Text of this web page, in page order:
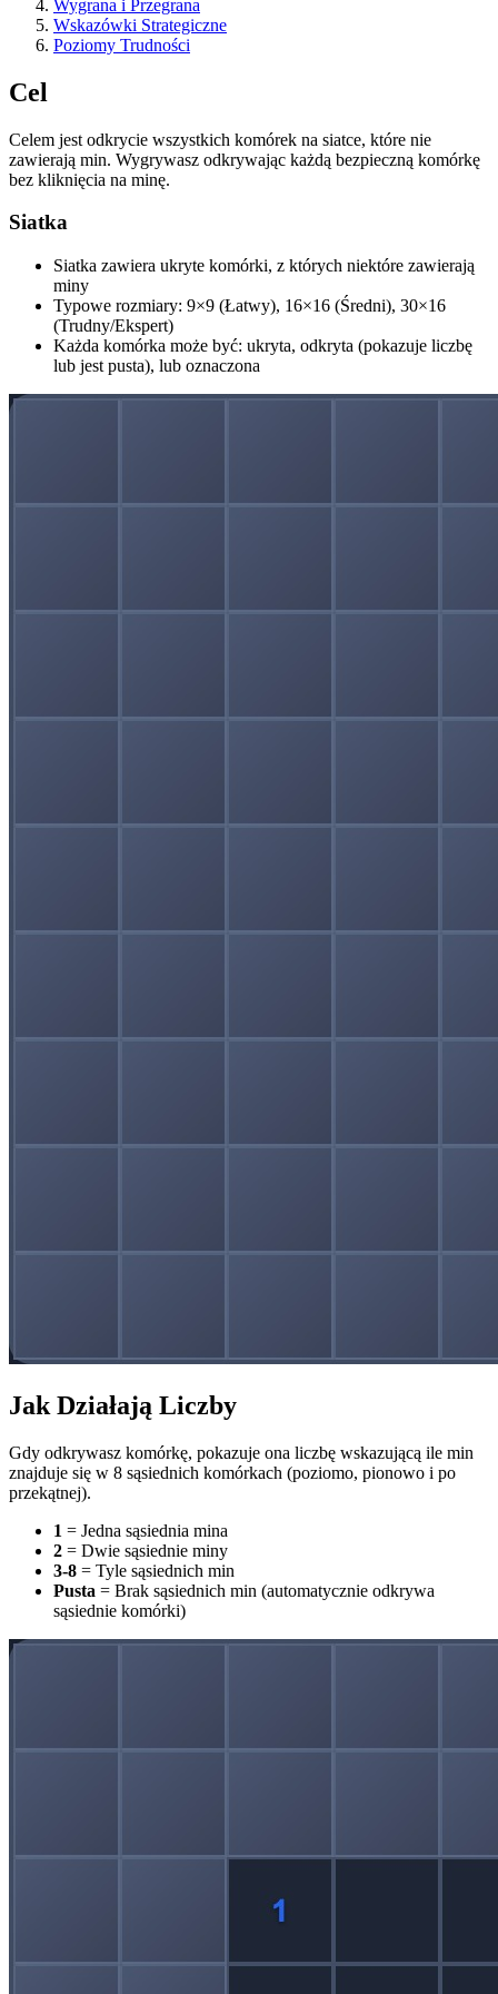
Wygrana i Przegrana
Wskazówki Strategiczne
Poziomy Trudności
Cel
Celem jest odkrycie wszystkich komórek na siatce, które nie
zawierają min. Wygrywasz odkrywając każdą bezpieczną komórkę
bez kliknięcia na minę.
Siatka
Siatka zawiera ukryte komórki, z których niektóre zawierają
miny
Typowe rozmiary: 9×9 (Łatwy), 16×16 (Średni), 30×16
(Trudny/Ekspert)
Każda komórka może być: ukryta, odkryta (pokazuje liczbę
lub jest pusta), lub oznaczona
Jak Działają Liczby
Gdy odkrywasz komórkę, pokazuje ona liczbę wskazującą ile min
znajduje się w 8 sąsiednich komórkach (poziomo, pionowo i po
przekątnej).
1 = Jedna sąsiednia mina
2 = Dwie sąsiednie miny
3-8 = Tyle sąsiednich min
Pusta = Brak sąsiednich min (automatycznie odkrywa
sąsiednie komórki)